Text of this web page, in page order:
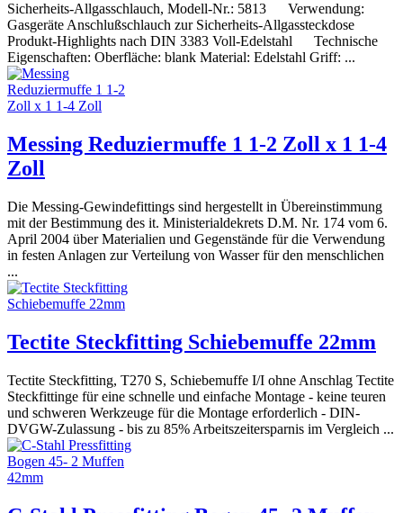
Sicherheits-Allgasschlauch, Modell-Nr.: 5813 Verwendung:
Gasgeräte Anschlußschlauch zur Sicherheits-Allgassteckdose
Produkt-Highlights nach DIN 3383 Voll-Edelstahl Technische
Eigenschaften: Oberfläche: blank Material: Edelstahl Griff: ...
Messing Reduziermuffe 1 1-2 Zoll x 1 1-4
Zoll
Die Messing-Gewindefittings sind hergestellt in Übereinstimmung
mit der Bestimmung des it. Ministerialdekrets D.M. Nr. 174 vom 6.
April 2004 über Materialien und Gegenstände für die Verwendung
in festen Anlagen zur Verteilung von Wasser für den menschlichen
...
Tectite Steckfitting Schiebemuffe 22mm
Tectite Steckfitting, T270 S, Schiebemuffe I/I ohne Anschlag Tectite
Steckfittinge für eine schnelle und einfache Montage - keine teuren
und schweren Werkzeuge für die Montage erforderlich - DIN-
DVGW-Zulassung - bis zu 85% Arbeitszeitersparnis im Vergleich ...